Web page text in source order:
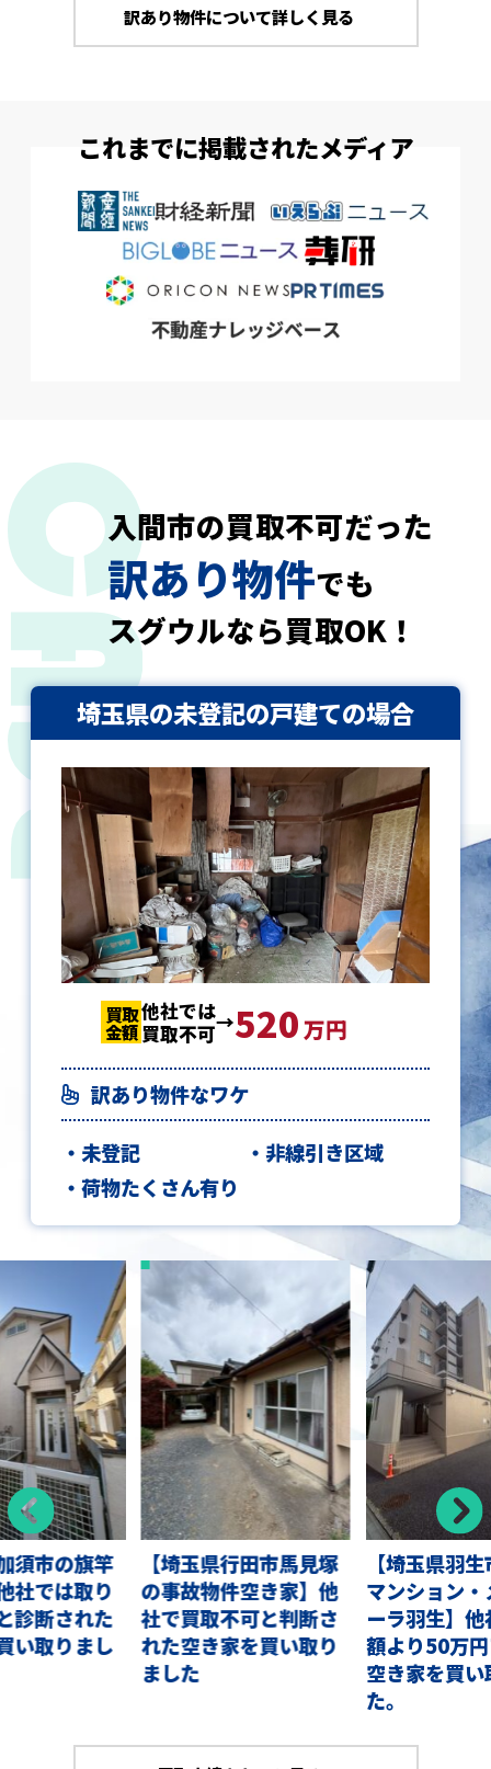
訳あり物件について詳しく見る
これまでに掲載されたメディア
入間市の買取不可だった
訳あり物件でも
スグウルなら買取OK！
買取
金額 520
埼玉県の未登記の戸建ての場合
買取
金額
他社では
買取不可
520万円
訳あり物件なワケ
未登記
非線引き区域
荷物たくさん有り
買取
金額 520
須市の旗竿
社では取り
診断された
い取りまし
【埼玉県行田市馬見塚
の事故物件空き家】他
社で買取不可と判断さ
れた空き家を買い取り
ました
【埼玉県羽
マンション
ーラ羽生】
額より50万
空き家を買
た。